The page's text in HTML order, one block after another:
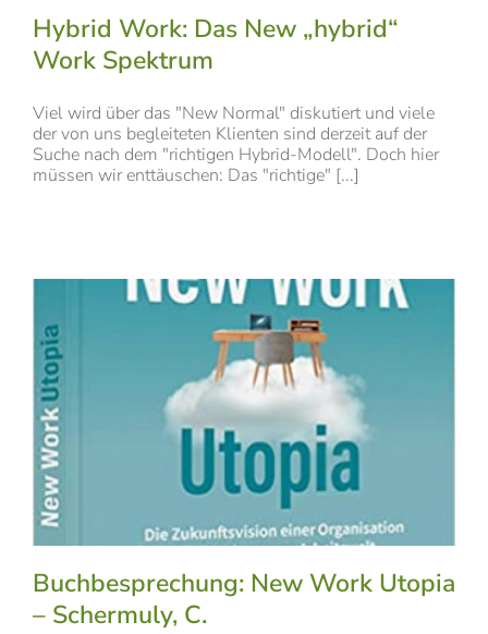
Hybrid Work: Das New „hybrid“
Work Spektrum
Viel wird über das "New Normal" diskutiert und viele
der von uns begleiteten Klienten sind derzeit auf der
Suche nach dem "richtigen Hybrid-Modell". Doch hier
müssen wir enttäuschen: Das "richtige" [...]
Buchbesprechung: New Work Utopia
– Schermuly, C.